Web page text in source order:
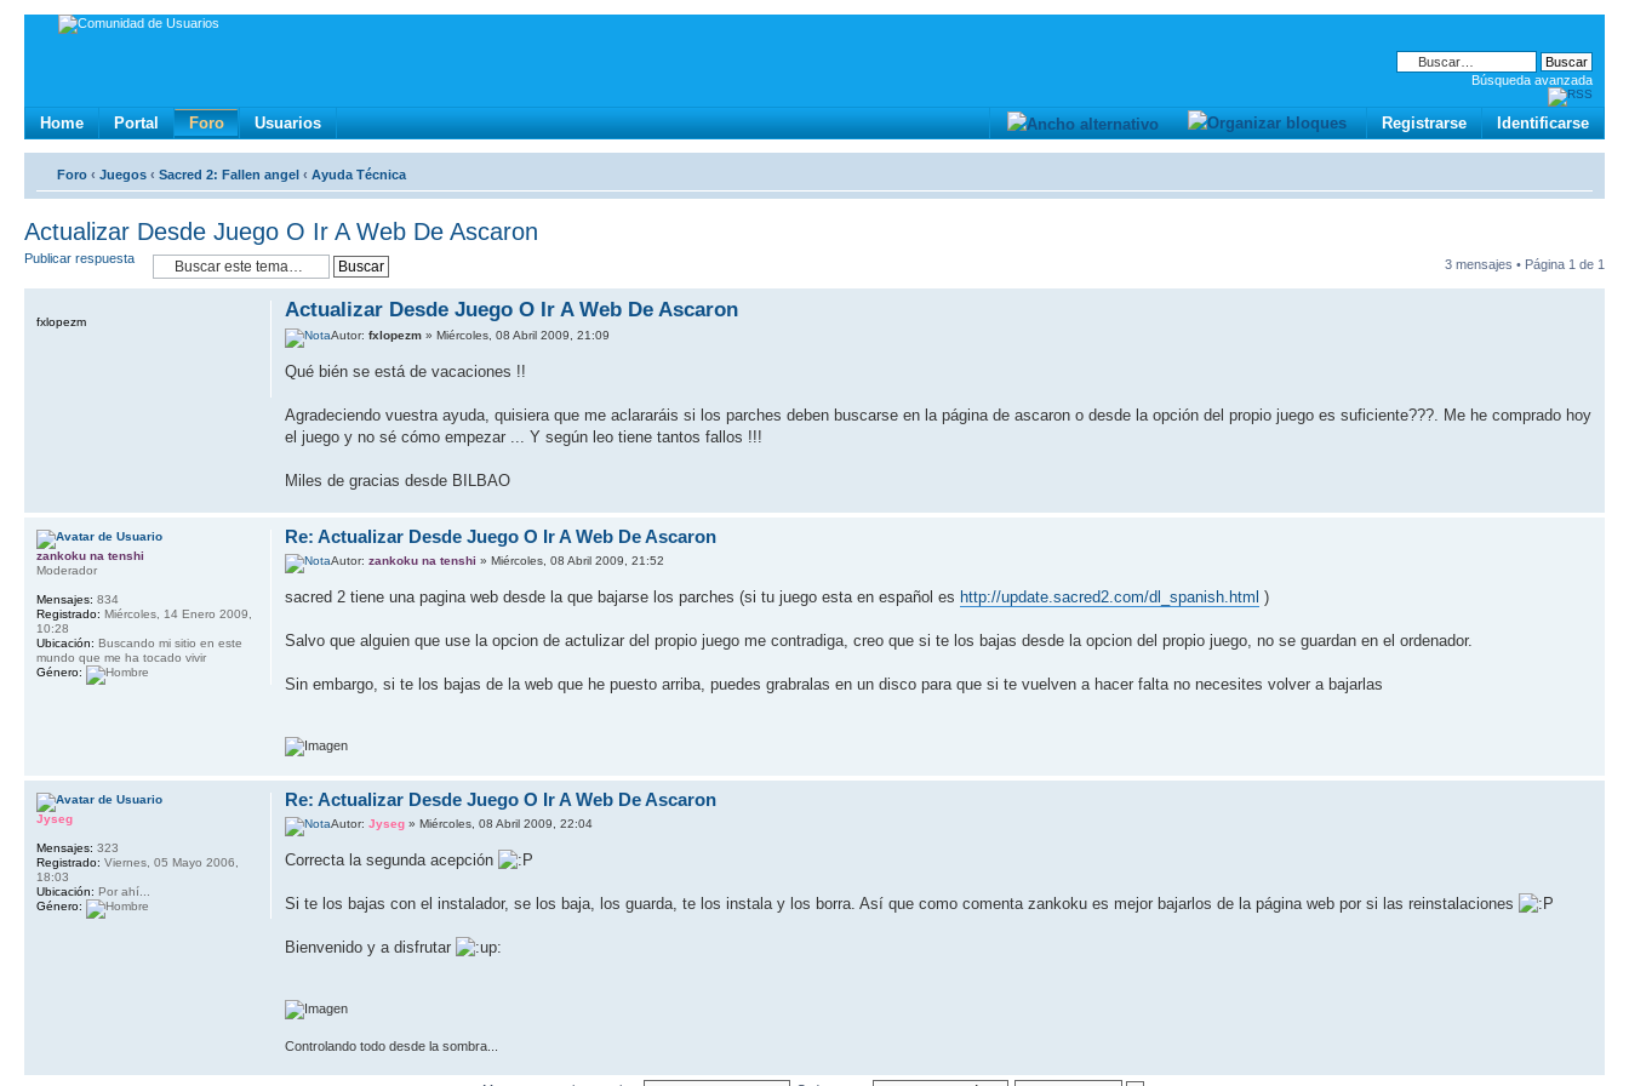
Búsqueda avanzada
Home Portal Foro Usuarios Identificarse
Registrarse
Foro ‹ Juegos ‹ Sacred 2: Fallen angel ‹ Ayuda Técnica
Actualizar Desde Juego O Ir A Web De Ascaron
Publicar respuesta 3 mensajes • Página 1 de 1
Actualizar Desde Juego O Ir A Web De Ascaron
Autor:fxlopezm » Miércoles, 08 Abril 2009, 21:09
Qué bién se está de vacaciones !!
Agradeciendo vuestra ayuda, quisiera que me aclararáis si los parches deben buscarse en la página de ascaron o desde la opción del propio juego es suficiente???. Me he comprado hoy
el juego y no sé cómo empezar ... Y según leo tiene tantos fallos !!!
Miles de gracias desde BILBAO
fxlopezm
Re: Actualizar Desde Juego O Ir A Web De Ascaron
Autor:zankoku na tenshi » Miércoles, 08 Abril 2009, 21:52
sacred 2 tiene una pagina web desde la que bajarse los parches (si tu juego esta en español es http://update.sacred2.com/dl_spanish.html )
Salvo que alguien que use la opcion de actulizar del propio juego me contradiga, creo que si te los bajas desde la opcion del propio juego, no se guardan en el ordenador.
Sin embargo, si te los bajas de la web que he puesto arriba, puedes grabralas en un disco para que si te vuelven a hacer falta no necesites volver a bajarlas
zankoku na tenshi
Moderador
Mensajes: 834
Registrado: Miércoles, 14 Enero 2009,
10:28
Ubicación: Buscando mi sitio en este
mundo que me ha tocado vivir
Género:
Re: Actualizar Desde Juego O Ir A Web De Ascaron
Autor:Jyseg » Miércoles, 08 Abril 2009, 22:04
Correcta la segunda acepción
Si te los bajas con el instalador, se los baja, los guarda, te los instala y los borra. Así que como comenta zankoku es mejor bajarlos de la página web por si las reinstalaciones
Bienvenido y a disfrutar
Controlando todo desde la sombra...
Jyseg
Mensajes: 323
Registrado: Viernes, 05 Mayo 2006,
18:03
Ubicación: Por ahí...
Género: